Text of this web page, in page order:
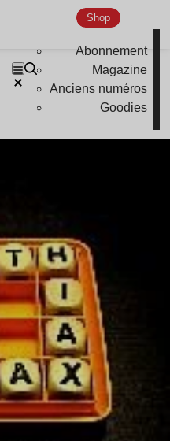
Shop
Abonnement
Magazine
Anciens numéros
Goodies